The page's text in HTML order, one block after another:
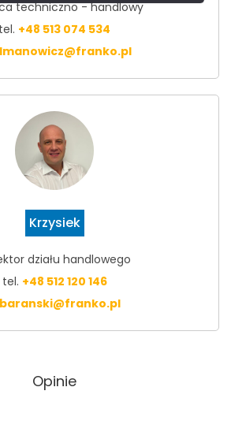
techniczno - handlowy
tel. +48 513 074 534
Krzysiek
działu handlowego
tel. +48 512 120 146
Opinie